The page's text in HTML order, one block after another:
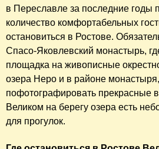
в Переславле за последние годы
количество комфортабельных
остановиться в Ростове.
Спасо-Яковлевский монастырь,
площадка на живописные
озера Неро и в районе
пофотографировать прекрасные
Великом на берегу озера есть
для прогулок.